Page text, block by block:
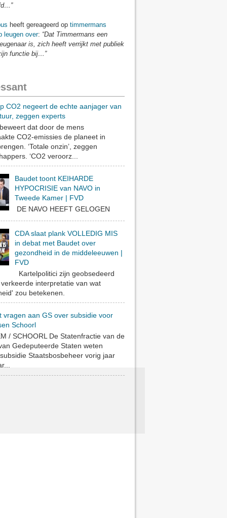
heeft gereageerd op timmermans
leugen over: “Dat Timmermans een
is, zich heeft verrijkt met publiek
functie bij…”
CO2 negeert de echte aanjager van
zeggen experts
dat door de mens
CO2-emissies de planeet in
‘Totale onzin’, zeggen
‘CO2 veroorz...
Baudet toont KEIHARDE
HYPOCRISIE van NAVO in
Tweede Kamer | FVD
DE NAVO HEEFT GELOGEN
CDA slaat plank VOLLEDIG MIS
in debat met Baudet over
gezondheid in de middeleeuwen |
FVD
Kartelpolitici zijn geobsedeerd
interpretatie van wat
zou betekenen.
vragen aan GS over subsidie voor
Schoorl
/ SCHOORL De Statenfractie van de
Gedeputeerde Staten weten
Staatsbosbeheer vorig jaar